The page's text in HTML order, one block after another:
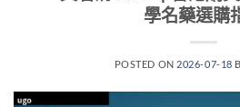
學名藥選購
POSTED ON 2026-07-18